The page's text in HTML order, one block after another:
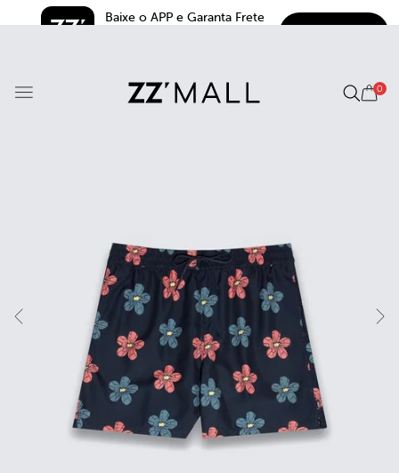
Baixe o APP e Garanta Frete
0